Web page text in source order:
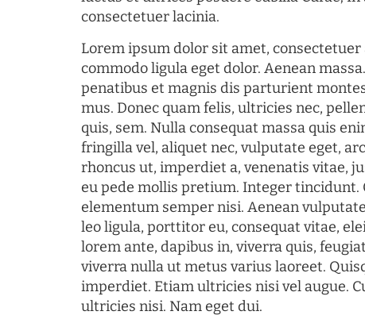
consectetuer lacinia.
Lorem ipsum dolor sit amet,
commodo ligula eget dolor. Aenean
penatibus et magnis dis parturient
mus. Donec quam felis, ultricies nec,
quis, sem. Nulla consequat massa quis
fringilla vel, aliquet nec, vulputate eget,
rhoncus ut, imperdiet a, venenatis vitae,
eu pede mollis pretium. Integer tincidunt.
elementum semper nisi. Aenean
leo ligula, porttitor eu, consequat vitae,
lorem ante, dapibus in, viverra quis,
viverra nulla ut metus varius laoreet.
imperdiet. Etiam ultricies nisi vel augue.
ultricies nisi. Nam eget dui.